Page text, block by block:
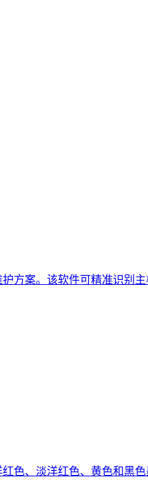
方案。该软件可精准识别
色、淡洋红色、黄色和黑